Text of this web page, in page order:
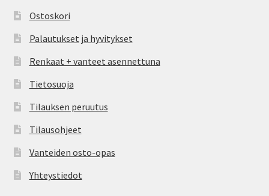
Ostoskori
Palautukset ja hyvitykset
Renkaat + vanteet asennettuna
Tietosuoja
Tilauksen peruutus
Tilausohjeet
Vanteiden osto-opas
Yhteystiedot